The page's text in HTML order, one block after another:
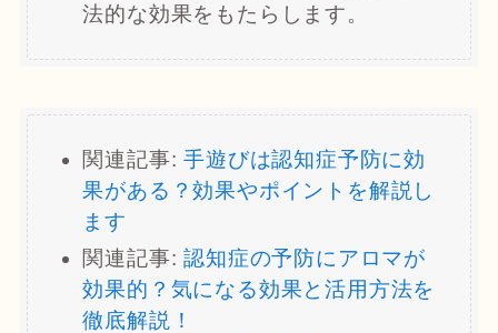
法的な効果をもたらします。
関連記事:手遊びは認知症予防に効
果がある？効果やポイントを解説し
ます
関連記事:認知症の予防にアロマが
効果的？気になる効果と活用方法を
徹底解説！